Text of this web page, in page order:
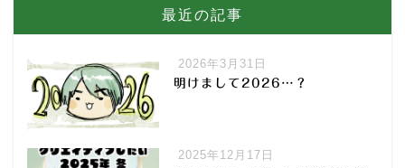
最近の記事
2026年3月31日
明けまして2026…？
2025年12月17日